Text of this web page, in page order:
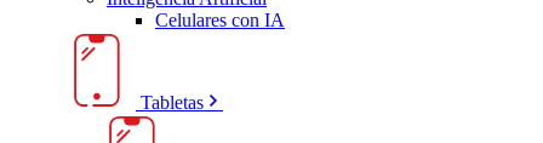
Celulares con IA
Tabletas